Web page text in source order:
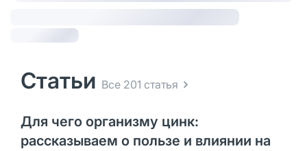
Статьи Все 201 статья
Для чего организму цинк:
рассказываем о пользе и влиянии на